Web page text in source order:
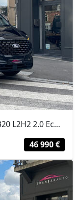
FORD TRANSIT CUSTOM KOMBI 320 L2H2 2.0 EcoBlue 150 ch Titanium / ACCES RAMPE...
46 990 €